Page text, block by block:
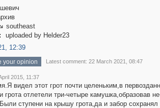
southeast
uploaded by Helder23
12:39
your opinion Latest comment: 22 March 2021, 08:47
2015, 11:37
видел этот грот почти целеньким,в
грота отлетели три-четыре камушка,образовав
ступени на крышу грота,да и забор